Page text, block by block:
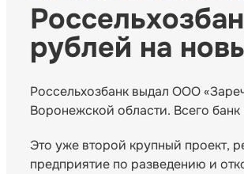
рублей на
Россельхозбанк выдал ООО
Воронежской области. Всего
Это уже второй крупный проект,
предприятие по разведению и